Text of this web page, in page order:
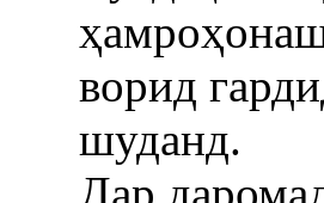
ворид
шуданд.
Дар